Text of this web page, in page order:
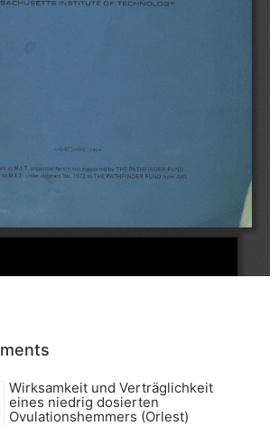
Wirksamkeit und Verträglichkeit
eines niedrig dosierten
Ovulationshemmers (Orlest)